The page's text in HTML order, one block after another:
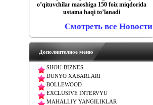
oʼqituvchilar maoshiga 150 foiz miqdorida
ustama haqi toʼlanadi
Смотреть все Новости
Дополнителное меню
SHOU-BIZNES
DUNYO XABARLARI
BOLLEWOOD
EXCLUSIVE INTERVYU
MAHALLIY YANGILIKLAR